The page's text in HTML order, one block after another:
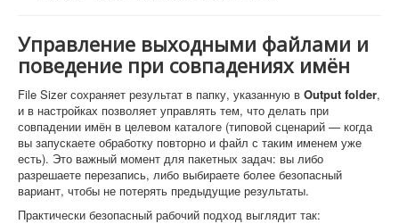
Управление выходными файлами и
поведение при совпадениях имён
File Sizer сохраняет результат в папку, указанную в Output folder,
и в настройках позволяет управлять тем, что делать при
совпадении имён в целевом каталоге (типовой сценарий — когда
вы запускаете обработку повторно и файл с таким именем уже
есть). Это важный момент для пакетных задач: вы либо
разрешаете перезапись, либо выбираете более безопасный
вариант, чтобы не потерять предыдущие результаты.
Практически безопасный рабочий подход выглядит так: